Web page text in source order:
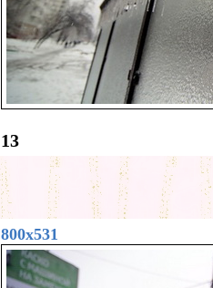
13
800x531